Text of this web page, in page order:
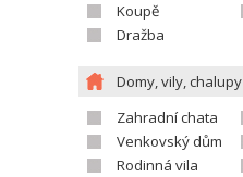
Koupě
Dražba
Domy, vily, chalupy
Zahradní chata
Venkovský dům
Rodinná vila